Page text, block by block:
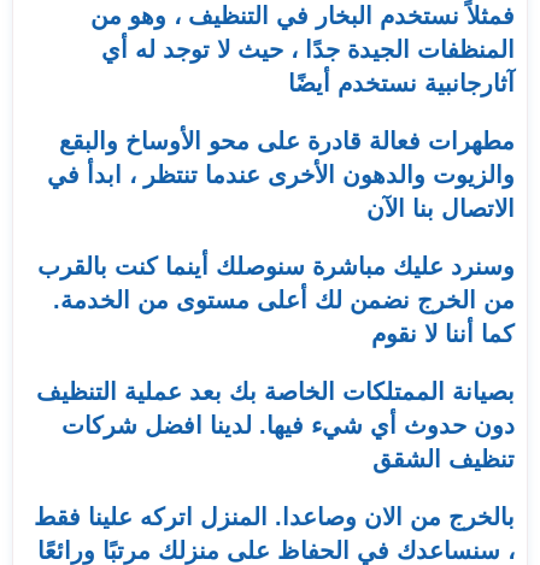
فمثلاً نستخدم البخار في التنظيف ، وهو من
المنظفات الجيدة جدًا ، حيث لا توجد له أي
آثارجانبية نستخدم أيضًا
مطهرات فعالة قادرة على محو الأوساخ والبقع
والزيوت والدهون الأخرى عندما تنتظر ، ابدأ في
الاتصال بنا الآن
وسنرد عليك مباشرة سنوصلك أينما كنت بالقرب
من الخرج نضمن لك أعلى مستوى من الخدمة.
كما أننا لا نقوم
بصيانة الممتلكات الخاصة بك بعد عملية التنظيف
دون حدوث أي شيء فيها. لدينا افضل شركات
تنظيف الشقق
بالخرج من الان وصاعدا. المنزل اتركه علينا فقط
، سنساعدك في الحفاظ على منزلك مرتبًا ورائعًا